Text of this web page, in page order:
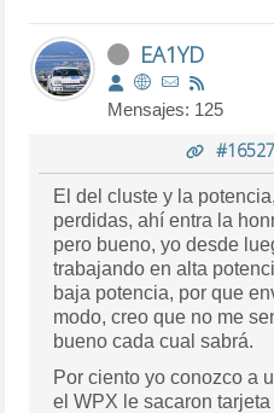
EA1YD
Mensajes: 125
El del cluste y la
perdidas, ahí entra la
pero bueno, yo desde
trabajando en alta
baja potencia, por que
modo, creo que no me
bueno cada cual sabrá.
Por ciento yo conozco a
el WPX le sacaron